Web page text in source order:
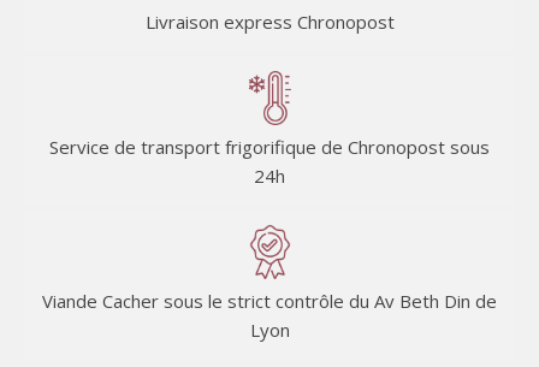
Livraison express Chronopost
Service de transport frigorifique de Chronopost sous
24h
Viande Cacher sous le strict contrôle du Av Beth Din de
Lyon